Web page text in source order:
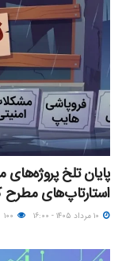
استارتاپ‌های مطرح